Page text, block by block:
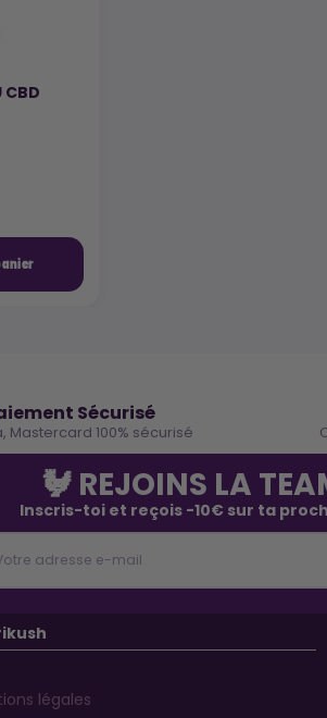
CBD
Sécurisé
Mastercard 100% sécurisé
🐓 REJOINS LA
Inscris-toi et reçois -10€ sur ta
légales